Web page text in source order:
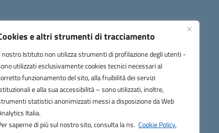
e altri strumenti di tracciamento
nostro Istituto non utilizza strumenti di profilazione degli utenti -
utilizzati esclusivamente cookies tecnici necessari al
funzionamento del sito, alla fruibilità dei servizi
e alla sua accessibilità – sono utilizzati, inoltre,
statistici anonimizzati messi a disposizione da Web
Italia.
saperne di più sul nostro sito, consulta la ns. Cookie Policy.